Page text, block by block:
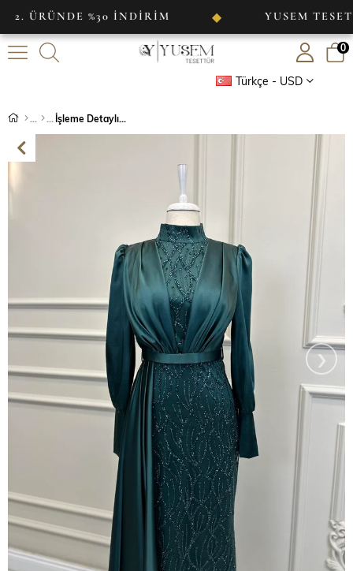
%30 İNDİRİM ◆ YUSEM TESETTÜR
Türkçe - USD
0
İşleme Detaylı Pelerinli Saten Abiye Zümrüt
›